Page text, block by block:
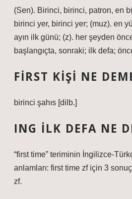
(Sen). Birinci, birinci, patron, en
birinci yer, birinci yer; (muz). en
ayın ilk günü; (z). her şeyden
başlangıçta, sonraki; ilk defa;
FIRST KIŞI NE
birinci şahıs [dilb.]
ING ILK DEFA NE
“first time” teriminin İngilizce-
anlamları: first time zf için 3
zf.